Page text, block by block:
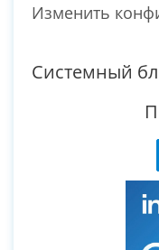
Изменить
Системный